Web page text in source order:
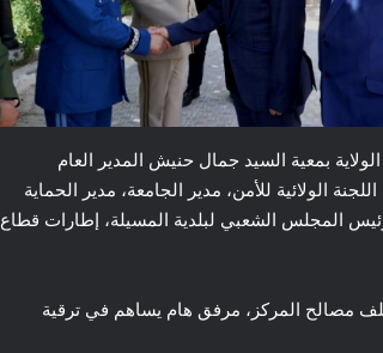
بمعية السيد جمال حنيش المدير العام
الولائية للأمن، مدير الجامعة، مدير الحماية
رئيس المجلس الشعبي لبلدية المسيلة، إطارات قطاع
على 40 مكتب يشكلون مختلف مصالح المركز، مرفق هام يساهم في ترقية